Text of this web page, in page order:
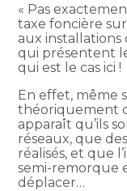
« Pas
taxe foncière
aux installations
qui présentent
qui est le cas ici !
En effet, même
théoriquement
apparaît qu’ils
réseaux, que
réalisés, et que
semi-remorque
déplacer…